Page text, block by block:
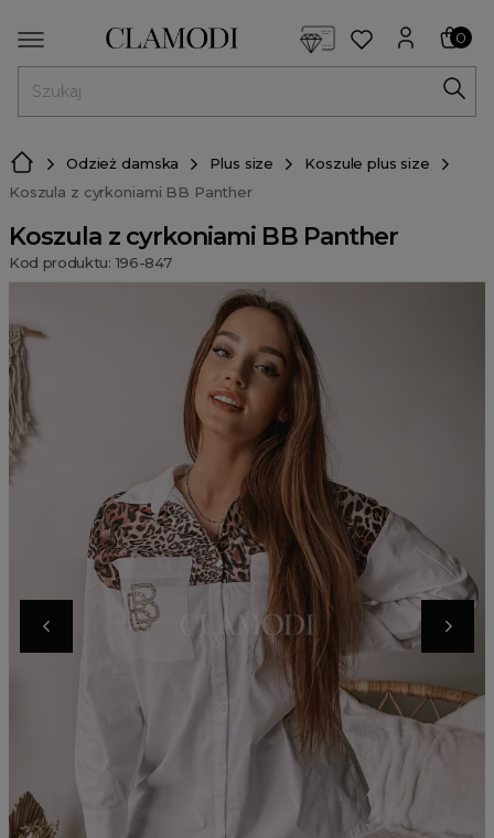
0
Odzież damska Plus size
Koszule plus size
Koszula z cyrkoniami BB Panther
Koszula z cyrkoniami BB Panther
Kod produktu: 196-847